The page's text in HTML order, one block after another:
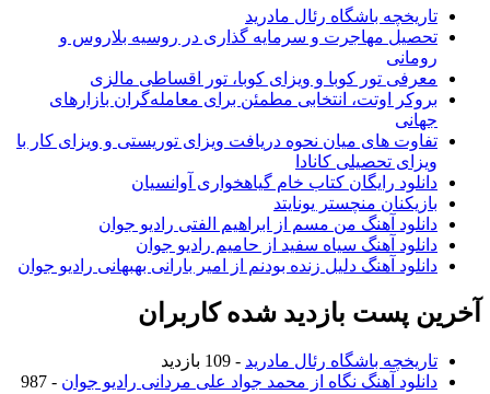
تاریخچه باشگاه رئال مادرید
تحصیل مهاجرت و سرمایه گذاری در روسیه بلاروس و
رومانی
معرفی تور کوبا و ویزای کوبا، تور اقساطی مالزی
بروکر اوتت، انتخابی مطمئن برای معامله‌گران بازارهای
جهانی
تفاوت های میان نحوه دریافت ویزای توریستی و ویزای کار با
ویزای تحصیلی کانادا
دانلود رایگان کتاب خام گیاهخواری آوانسیان
بازیکنان منچستر یونایتد
دانلود آهنگ من مسم از ابراهیم الفتی رادیو جوان
دانلود آهنگ سیاه سفید از حامیم رادیو جوان
دانلود آهنگ دلیل زنده بودنم از امیر بارانی بهبهانی رادیو جوان
آخرین پست بازدید شده کاربران
تاریخچه باشگاه رئال مادرید - 109 بازدید
دانلود آهنگ نگاه از محمد جواد علی مردانی رادیو جوان
- 987